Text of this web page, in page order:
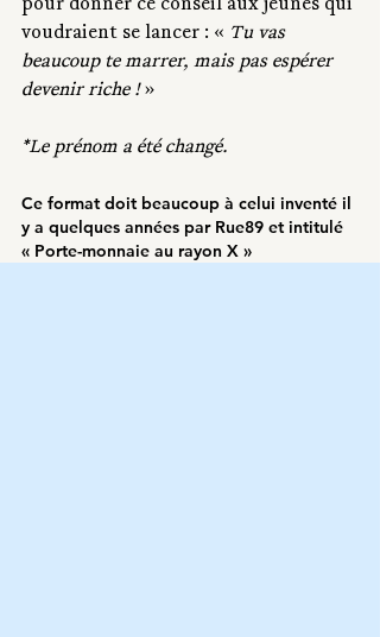
pour donner ce conseil aux jeunes qui
voudraient se lancer : « Tu vas
beaucoup te marrer, mais pas espérer
devenir riche ! »
*Le prénom a été changé.
Ce format doit beaucoup à celui inventé il
y a quelques années par Rue89 et intitulé
« Porte-monnaie au rayon X »